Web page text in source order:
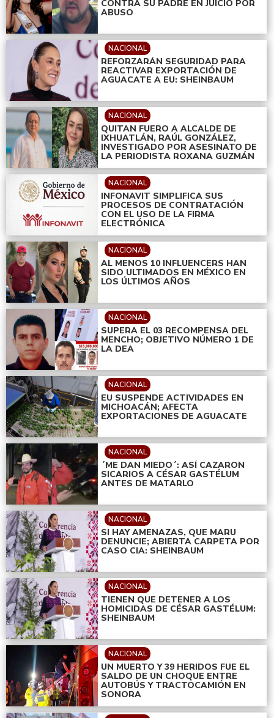
CONTRA SU PADRE EN JUICIO POR
ABUSO
NACIONAL
REFORZARÁN SEGURIDAD PARA
REACTIVAR EXPORTACIÓN DE
AGUACATE A EU: SHEINBAUM
NACIONAL
QUITAN FUERO A ALCALDE DE
IXHUATLÁN, RAÚL GONZÁLEZ,
INVESTIGADO POR ASESINATO DE
LA PERIODISTA ROXANA GUZMÁN
NACIONAL
INFONAVIT SIMPLIFICA SUS
PROCESOS DE CONTRATACIÓN
CON EL USO DE LA FIRMA
ELECTRÓNICA
NACIONAL
AL MENOS 10 INFLUENCERS HAN
SIDO ULTIMADOS EN MÉXICO EN
LOS ÚLTIMOS AÑOS
NACIONAL
SUPERA EL 03 RECOMPENSA DEL
MENCHO; OBJETIVO NÚMERO 1 DE
LA DEA
NACIONAL
EU SUSPENDE ACTIVIDADES EN
MICHOACÁN; AFECTA
EXPORTACIONES DE AGUACATE
NACIONAL
´ME DAN MIEDO´: ASÍ CAZARON
SICARIOS A CÉSAR GASTÉLUM
ANTES DE MATARLO
NACIONAL
SI HAY AMENAZAS, QUE MARU
DENUNCIE; ABIERTA CARPETA POR
CASO CIA: SHEINBAUM
NACIONAL
TIENEN QUE DETENER A LOS
HOMICIDAS DE CÉSAR GASTÉLUM:
SHEINBAUM
NACIONAL
UN MUERTO Y 39 HERIDOS FUE EL
SALDO DE UN CHOQUE ENTRE
AUTOBÚS Y TRACTOCAMIÓN EN
SONORA